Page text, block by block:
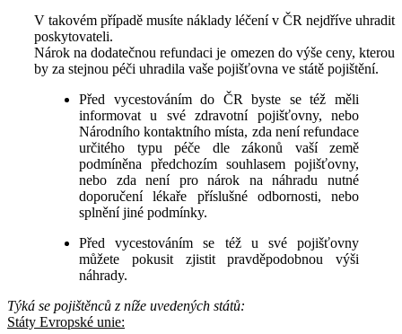
V takovém případě musíte náklady léčení v ČR nejdříve uhradit
poskytovateli.
Nárok na dodatečnou refundaci je omezen do výše ceny, kterou
by za stejnou péči uhradila vaše pojišťovna ve státě pojištění.
Před vycestováním do ČR byste se též měli
informovat u své zdravotní pojišťovny, nebo
Národního kontaktního místa, zda není refundace
určitého typu péče dle zákonů vaší země
podmíněna předchozím souhlasem pojišťovny,
nebo zda není pro nárok na náhradu nutné
doporučení lékaře příslušné odbornosti, nebo
splnění jiné podmínky.
Před vycestováním se též u své pojišťovny
můžete pokusit zjistit pravděpodobnou výši
náhrady.
Týká se pojištěnců z níže uvedených států:
Státy Evropské unie: